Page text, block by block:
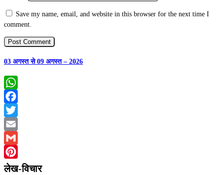
Save my name, email, and website in this browser for the next time I
comment.
03 अगस्त से 09 अगस्त – 2026
WhatsApp
Facebook
Twitter
Email
Gmail
Pinterest
लेख-विचार